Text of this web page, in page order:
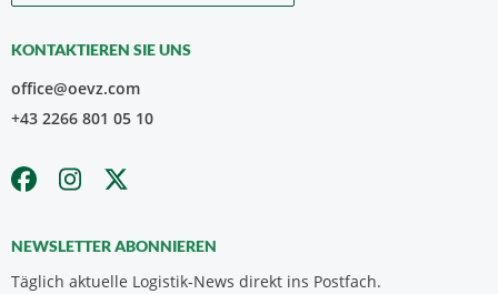
KONTAKTIEREN SIE UNS
office@oevz.com
+43 2266 801 05 10
NEWSLETTER ABONNIEREN
Täglich aktuelle Logistik-News direkt ins Postfach.